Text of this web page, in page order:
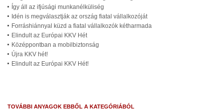
Így áll az ifjúsági munkanélküliség
Idén is megválasztják az ország fiatal vállalkozóját
Forráshiánnyal küzd a fiatal vállalkozók kétharmada
Elindult az Európai KKV Hét
Középpontban a mobilbiztonság
Újra KKV hét!
Elindult az Európai KKV Hét!
TOVÁBBI ANYAGOK EBBŐL A KATEGÓRIÁBÓL